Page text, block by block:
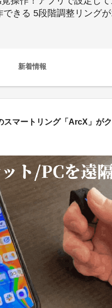
きる 5段階調整リング
新着情報
マートリング「ArcX」が